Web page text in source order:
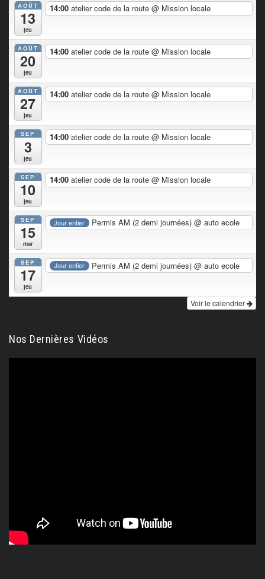
AOÛT
13
jeu
14:00 atelier code de la route @ Mission locale
AOÛT
20
jeu
14:00 atelier code de la route @ Mission locale
AOÛT
27
jeu
14:00 atelier code de la route @ Mission locale
SEP
3
jeu
14:00 atelier code de la route @ Mission locale
SEP
10
jeu
14:00 atelier code de la route @ Mission locale
SEP
15
mar
Jour entier Permis AM (2 demi journées)@ auto ecole
SEP
17
jeu
Jour entier Permis AM (2 demi journées)@ auto ecole
Voir le calendrier
Nos Dernières Vidéos